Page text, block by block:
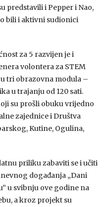
predstavili i Pepper i Nao,
bili i aktivni sudionici
za 5 razvijen je i
volontera za STEM
tri obrazovna modula –
u trajanju od 120 sati.
su prošli obuku vrijedno
zajednice i Društva
Kutine, Ogulina,
priliku zabaviti se i učiti
događanja „Dani
u svibnju ove godine na
a kroz projekt su